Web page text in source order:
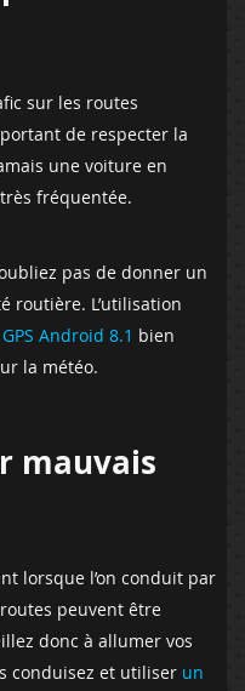
sur les routes
de respecter la
une voiture en
fréquentée.
pas de donner un
routière. L’utilisation
Android 8.1 bien
la météo.
mauvais
lorsque l’on conduit par
peuvent être
donc à allumer vos
conduisez et utiliser un